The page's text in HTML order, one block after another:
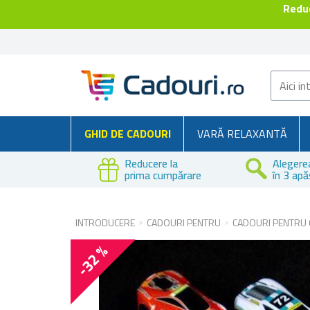
GHID DE CADOURI VARĂ RELAXANTĂ
Reducere la
prima cumpărare în 3
INTRODUCERE CADOURI PENTRU CADOURI PENTRU
-32 %